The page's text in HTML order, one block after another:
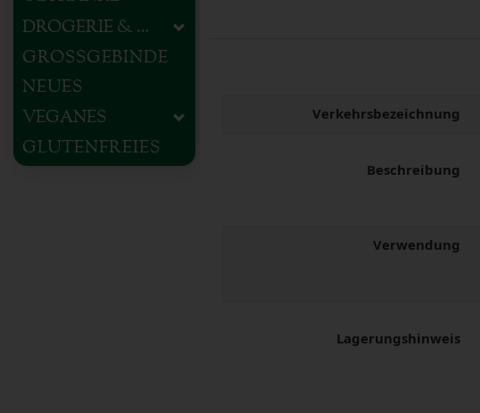
DROGERIE & HAUSHALT
GROSSGEBINDE
NEUES
VEGANES
GLUTENFREIES
Verkehrsbezeichnung
Beschreibung
Verwendung
Lagerungshinweis